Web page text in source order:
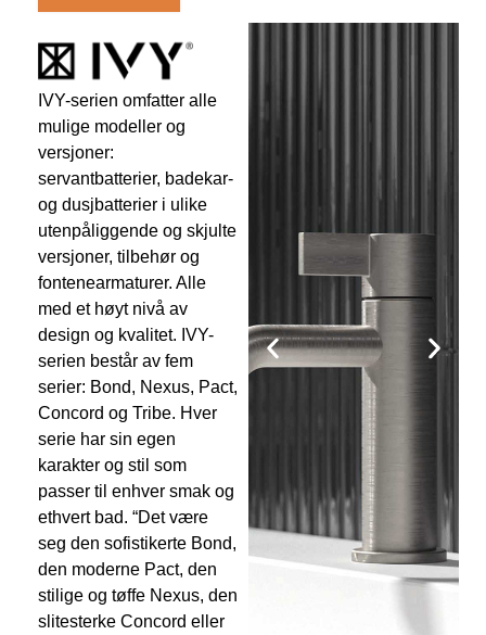
IVY-serien omfatter alle
mulige modeller og
versjoner:
servantbatterier, badekar-
og dusjbatterier i ulike
utenpåliggende og skjulte
versjoner, tilbehør og
fontenearmaturer. Alle
med et høyt nivå av
design og kvalitet. IVY-
serien består av fem
serier: Bond, Nexus, Pact,
Concord og Tribe. Hver
serie har sin egen
karakter og stil som
passer til enhver smak og
ethvert bad. “Det være
seg den sofistikerte Bond,
den moderne Pact, den
stilige og tøffe Nexus, den
slitesterke Concord eller